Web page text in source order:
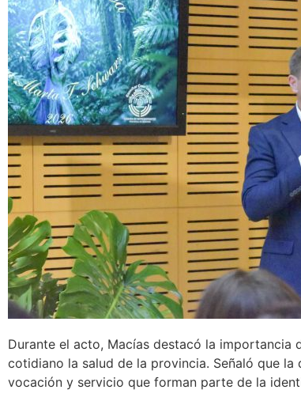
Durante el acto, Macías destacó la importancia
cotidiano la salud de la provincia. Señaló que
vocación y servicio que forman parte de la